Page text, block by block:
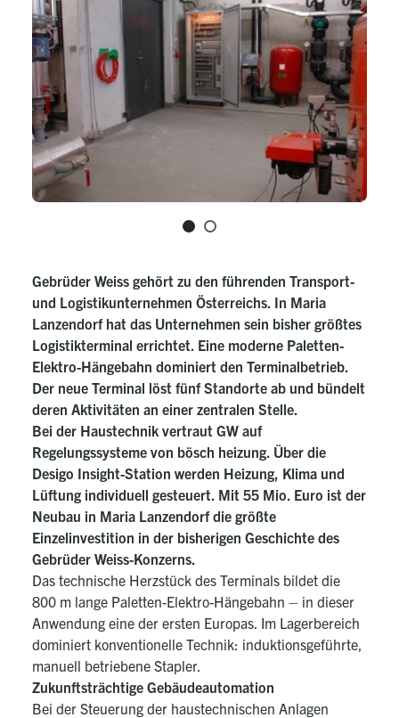
Gebrüder Weiss gehört zu den führenden Transport-
und Logistikunternehmen Österreichs. In Maria
Lanzendorf hat das Unternehmen sein bisher größtes
Logistikterminal errichtet. Eine moderne Paletten-
Elektro-Hängebahn dominiert den Terminalbetrieb.
Der neue Terminal löst fünf Standorte ab und bündelt
deren Aktivitäten an einer zentralen Stelle.
Bei der Haustechnik vertraut GW auf
Regelungssysteme von bösch heizung. Über die
Desigo Insight-Station werden Heizung, Klima und
Lüftung individuell gesteuert. Mit 55 Mio. Euro ist der
Neubau in Maria Lanzendorf die größte
Einzelinvestition in der bisherigen Geschichte des
Gebrüder Weiss-Konzerns.
Das technische Herzstück des Terminals bildet die
800 m lange Paletten-Elektro-Hängebahn – in dieser
Anwendung eine der ersten Europas. Im Lagerbereich
dominiert konventionelle Technik: induktionsgeführte,
manuell betriebene Stapler.
Zukunftsträchtige Gebäudeautomation
Bei der Steuerung der haustechnischen Anlagen